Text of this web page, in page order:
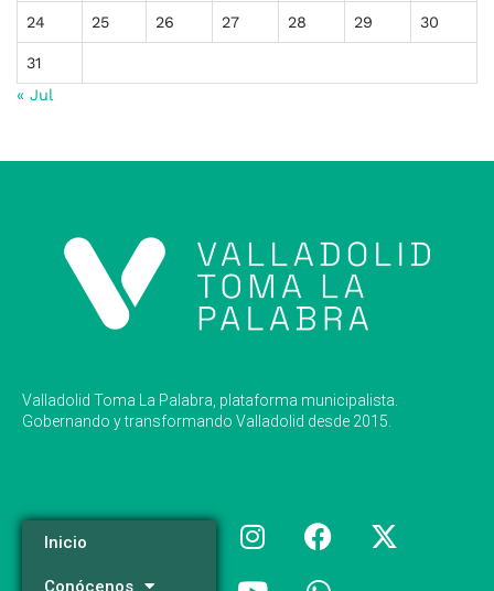
24 25 26 27 28 29 30
31
« Jul
Valladolid Toma La Palabra, plataforma municipalista.
Gobernando y transformando Valladolid desde 2015.
Inicio
Conócenos